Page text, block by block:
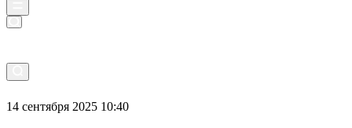
14 сентября 2025 10:40